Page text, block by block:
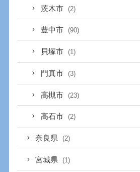
茨木市 (2)
豊中市 (90)
貝塚市 (1)
門真市 (3)
高槻市 (23)
高石市 (2)
奈良県 (2)
宮城県 (1)